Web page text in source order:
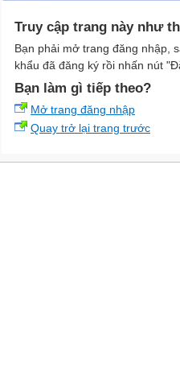
Truy cập trang này như
Bạn phải mở trang đăng nhập,
khẩu đã đăng ký rồi nhấn nút
Bạn làm gì tiếp theo?
Mở trang đăng nhập
Quay trở lại trang trước